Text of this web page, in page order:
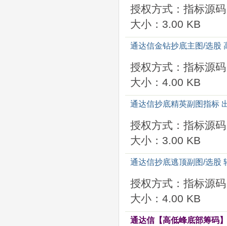
授权方式：指标源码
大小：3.00 KB
通达信金钻抄底主图/选股
授权方式：指标源码
大小：4.00 KB
通达信抄底精英副图指标
授权方式：指标源码
大小：3.00 KB
通达信抄底逃顶副图/选股
授权方式：指标源码
大小：4.00 KB
通达信【高低峰底部筹码